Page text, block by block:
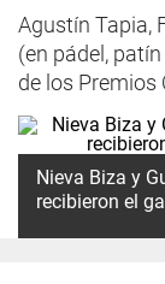
Agustín Tapia,
(en pádel,
de los Premios
Nieva Biza y
recibieron el